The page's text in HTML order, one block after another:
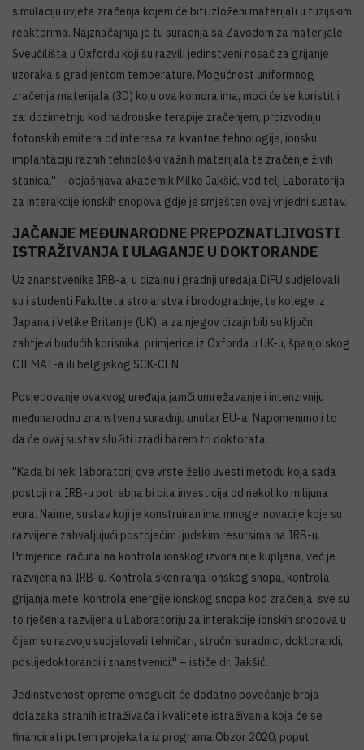
simulaciju uvjeta zračenja kojem će biti izloženi materijali u fuzijskim
reaktorima. Najznačajnija je tu suradnja sa Zavodom za materijale
Sveučilišta u Oxfordu koji su razvili jedinstveni nosač za grijanje
uzoraka s gradijentom temperature. Mogućnost uniformnog
zračenja materijala (3D) koju ova komora ima, moći će se koristit i
za: dozimetriju kod hadronske terapije zračenjem, proizvodnju
fotonskih emitera od interesa za kvantne tehnologije, ionsku
implantaciju raznih tehnološki važnih materijala te zračenje živih
stanica.'' – objašnjava akademik Milko Jakšić, voditelj Laboratorija
za interakcije ionskih snopova gdje je smješten ovaj vrijedni sustav.
JAČANJE MEĐUNARODNE PREPOZNATLJIVOSTI
ISTRAŽIVANJA I ULAGANJE U DOKTORANDE
Uz znanstvenike IRB-a, u dizajnu i gradnji uređaja DiFU sudjelovali
su i studenti Fakulteta strojarstva i brodogradnje, te kolege iz
Japana i Velike Britanije (UK), a za njegov dizajn bili su ključni
zahtjevi budućih korisnika, primjerice iz Oxforda u UK-u, španjolskog
CIEMAT-a ili belgijskog SCK-CEN.
Posjedovanje ovakvog uređaja jamči umrežavanje i intenzivniju
međunarodnu znanstvenu suradnju unutar EU-a. Napomenimo i to
da će ovaj sustav služiti izradi barem tri doktorata.
''Kada bi neki laboratorij ove vrste želio uvesti metodu koja sada
postoji na IRB-u potrebna bi bila investicija od nekoliko milijuna
eura. Naime, sustav koji je konstruiran ima mnoge inovacije koje su
razvijene zahvaljujući postojećim ljudskim resursima na IRB-u.
Primjerice, računalna kontrola ionskog izvora nije kupljena, već je
razvijena na IRB-u. Kontrola skeniranja ionskog snopa, kontrola
grijanja mete, kontrola energije ionskog snopa kod zračenja, sve su
to rješenja razvijena u Laboratoriju za interakcije ionskih snopova u
čijem su razvoju sudjelovali tehničari, stručni suradnici, doktorandi,
poslijedoktorandi i znanstvenici.'' – ističe dr. Jakšić.
Jedinstvenost opreme omogućit će dodatno povećanje broja
dolazaka stranih istraživača i kvalitete istraživanja koja će se
financirati putem projekata iz programa Obzor 2020, poput